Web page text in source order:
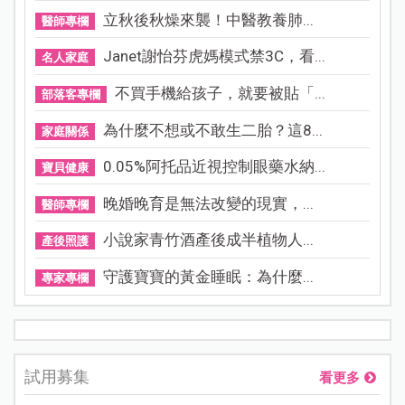
醫師專欄 立秋後秋燥來襲！中醫教養肺...
名人家庭 Janet謝怡芬虎媽模式禁3C，看...
部落客專欄 不買手機給孩子，就要被貼「...
家庭關係 為什麼不想或不敢生二胎？這8...
寶貝健康 0.05%阿托品近視控制眼藥水納...
醫師專欄 晚婚晚育是無法改變的現實，...
產後照護 小說家青竹酒產後成半植物人...
專家專欄 守護寶寶的黃金睡眠：為什麼...
試用募集 看更多